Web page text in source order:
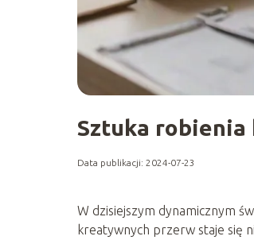
Sztuka
Data publikacji: 2024-07-23
W dzisiejszym dynamicznym
kreatywnych przerw staje się